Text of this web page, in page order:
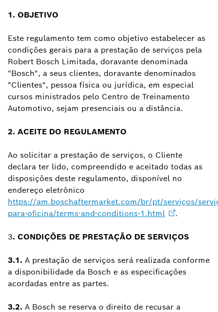
1. OBJETIVO
Este regulamento tem como objetivo estabelecer as
condições gerais para a prestação de serviços pela
Robert Bosch Limitada, doravante denominada
"Bosch", a seus clientes, doravante denominados
"Clientes", pessoa física ou jurídica, em especial
cursos ministrados pelo Centro de Treinamento
Automotivo, sejam presenciais ou a distância.
2. ACEITE DO REGULAMENTO
Ao solicitar a prestação de serviços, o Cliente
declara ter lido, compreendido e aceitado todas as
disposições deste regulamento, disponível no
endereço eletrônico
https://am.boschaftermarket.com/br/pt/serviços/
para-oficina/terms-and-conditions-1.html
.
3. CONDIÇÕES DE PRESTAÇÃO DE SERVIÇOS
3.1. A prestação de serviços será realizada conforme
a disponibilidade da Bosch e as especificações
acordadas entre as partes.
3.2. A Bosch se reserva o direito de recusar a